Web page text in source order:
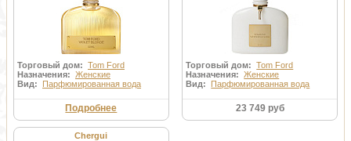
Торговый дом: Tom Ford
Назначения: Женские
Вид: Парфюмированная вода
Подробнее
Торговый дом:Tom Ford
Назначения:Женские
Вид: Парфюмированная вода
23 749 руб
Chergui